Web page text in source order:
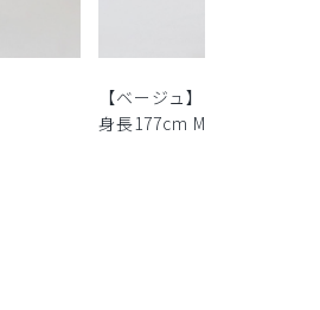
【ベージュ】
身長177cm Mサイズ